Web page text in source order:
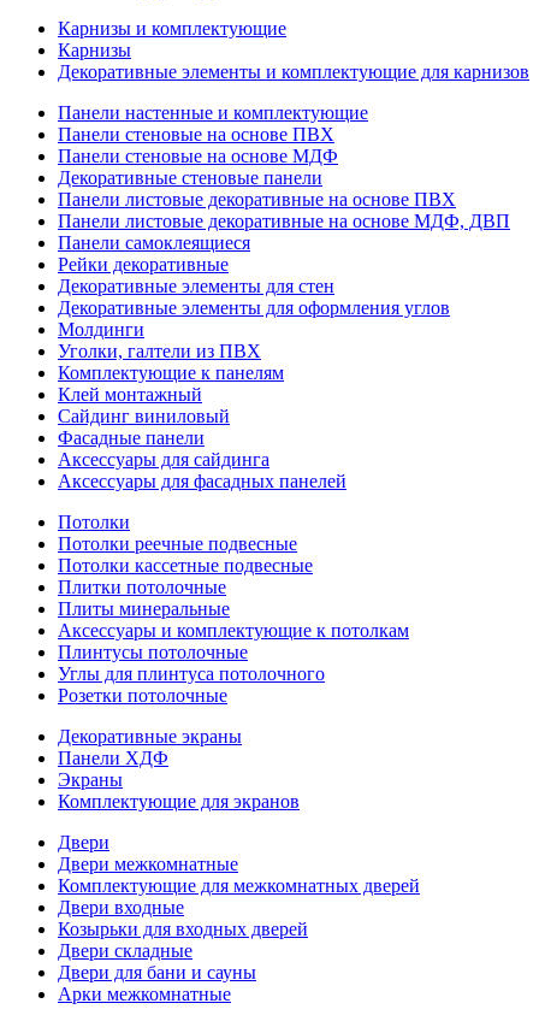
Карнизы и комплектующие
Карнизы
Декоративные элементы и комплектующие для карнизов
Панели настенные и комплектующие
Панели стеновые на основе ПВХ
Панели стеновые на основе МДФ
Декоративные стеновые панели
Панели листовые декоративные на основе ПВХ
Панели листовые декоративные на основе МДФ, ДВП
Панели самоклеящиеся
Рейки декоративные
Декоративные элементы для стен
Декоративные элементы для оформления углов
Молдинги
Уголки, галтели из ПВХ
Комплектующие к панелям
Клей монтажный
Сайдинг виниловый
Фасадные панели
Аксессуары для сайдинга
Аксессуары для фасадных панелей
Потолки
Потолки реечные подвесные
Потолки кассетные подвесные
Плитки потолочные
Плиты минеральные
Аксессуары и комплектующие к потолкам
Плинтусы потолочные
Углы для плинтуса потолочного
Розетки потолочные
Декоративные экраны
Панели ХДФ
Экраны
Комплектующие для экранов
Двери
Двери межкомнатные
Комплектующие для межкомнатных дверей
Двери входные
Козырьки для входных дверей
Двери складные
Двери для бани и сауны
Арки межкомнатные